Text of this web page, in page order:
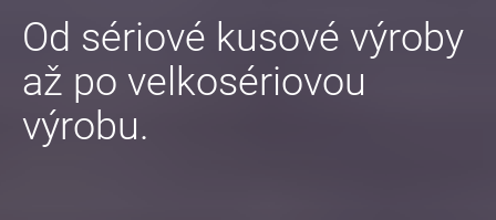
Od sériové kusové výroby
až po velkosériovou
výrobu.